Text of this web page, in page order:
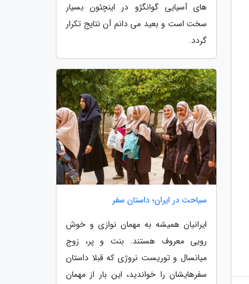
های آسیایی گوانگژو در اینچئون بسیار
سخت است و بعید می دانم آن نتایج تکرار
گردد.
سیاحت در ایران؛ داستان سفر
ایرانیان همیشه به مهمان نوازی و خوش
رویی معروف هستند. بنت و پر، زوج
میانسال و توریست نروژی که قبلا داستان
سفرهایشان را خواندید، این بار از مهمان